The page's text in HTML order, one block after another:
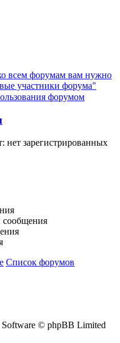
всем форумам вам нужно
участники форума"
форумом
нет зарегистрированных
сообщения
Список форумов
© phpBB Limited